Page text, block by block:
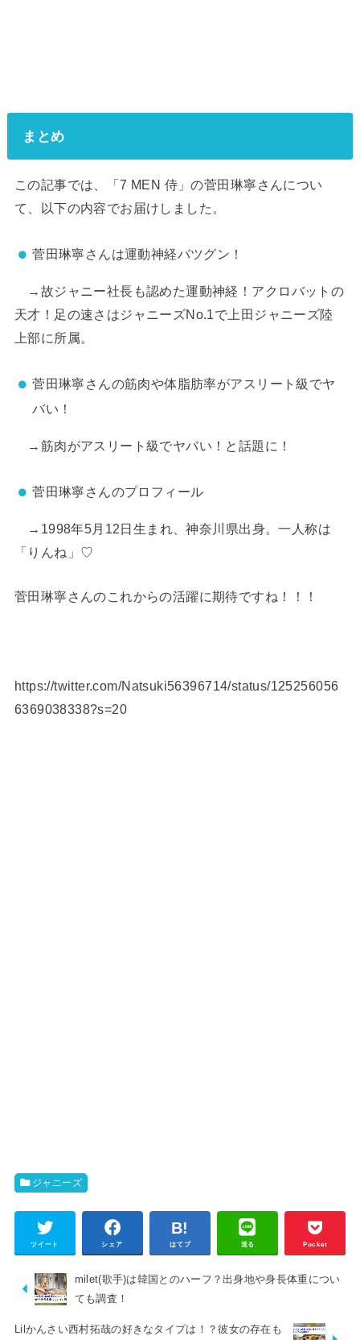
まとめ
この記事では、「7 MEN 侍」の菅田琳寧さんについ
て、以下の内容でお届けしました。
菅田琳寧さんは運動神経バツグン！
→故ジャニー社長も認めた運動神経！アクロバットの
天才！足の速さはジャニーズNo.1で上田ジャニーズ陸
上部に所属。
菅田琳寧さんの筋肉や体脂肪率がアスリート級でヤ
バい！
→筋肉がアスリート級でヤバい！と話題に！
菅田琳寧さんのプロフィール
→1998年5月12日生まれ、神奈川県出身。一人称は
「りんね」♡
菅田琳寧さんのこれからの活躍に期待ですね！！！
https://twitter.com/Natsuki56396714/status/125256056
6369038338?s=20
ジャニーズ
ツイート シェア はてブ 送る Pocket
milet(歌手)は韓国とのハーフ？出身地や身長体重につい
ても調査！
Lilかんさい西村拓哉の好きなタイプは！？彼女の存在も